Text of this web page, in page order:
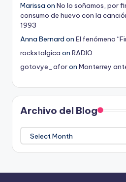
Marissa on No lo soñamos, por
consumo de huevo con la
1993
Anna Bernard on El fenómeno
rockstalgica on RADIO
gotovye_aforon Monterrey
Archivo del Blog
Archivo
del
Blog